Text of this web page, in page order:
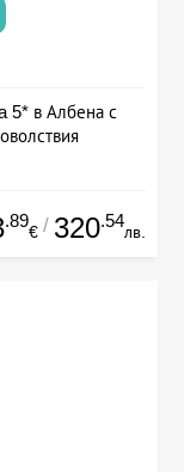
5* в Албена с
.89
€ / 320.54
лв.